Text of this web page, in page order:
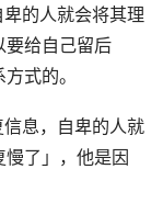
的人就会将其理
要给自己留后
式的。
息，自卑的人就
了」，他是因